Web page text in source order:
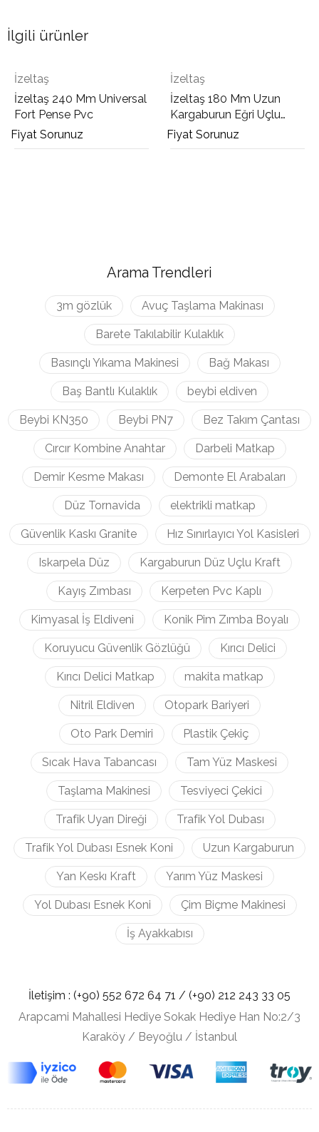
İlgili ürünler
İzeltaş
İzeltaş 240 Mm Universal
Fort Pense Pvc
Fiyat Sorunuz
İzeltaş
İzeltaş 180 Mm Uzun
Kargaburun Eğri Uçlu
Opak
Fiyat Sorunuz
Arama Trendleri
3m gözlük Avuç Taşlama Makinası
Barete Takılabilir Kulaklık
Basınçlı Yıkama Makinesi Bağ Makası
Baş Bantlı Kulaklık beybi eldiven
Beybi KN350 Beybi PN7 Bez Takım Çantası
Cırcır Kombine Anahtar Darbeli Matkap
Demir Kesme Makası Demonte El Arabaları
Düz Tornavida elektrikli matkap
Güvenlik Kaskı Granite Hız Sınırlayıcı Yol Kasisleri
Iskarpela Düz Kargaburun Düz Uçlu Kraft
Kayış Zımbası Kerpeten Pvc Kaplı
Kimyasal İş Eldiveni Konik Pim Zımba Boyalı
Koruyucu Güvenlik Gözlüğü Kırıcı Delici
Kırıcı Delici Matkap makita matkap
Nitril Eldiven Otopark Bariyeri
Oto Park Demiri Plastik Çekiç
Sıcak Hava Tabancası Tam Yüz Maskesi
Taşlama Makinesi Tesviyeci Çekici
Trafik Uyarı Direği Trafik Yol Dubası
Trafik Yol Dubası Esnek Koni Uzun Kargaburun
Yan Keskı Kraft Yarım Yüz Maskesi
Yol Dubası Esnek Koni Çim Biçme Makinesi
İş Ayakkabısı
İletişim : (+90) 552 672 64 71 / (+90) 212 243 33 05
Arapcami Mahallesi Hediye Sokak Hediye Han No:2/3
Karaköy / Beyoğlu / İstanbul